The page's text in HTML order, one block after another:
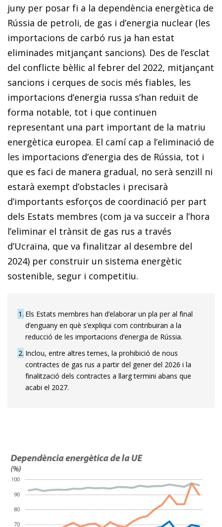
juny per posar fi a la dependència energètica de
Rússia de petroli, de gas i d’energia nuclear (les
importacions de carbó rus ja han estat
eliminades mitjançant sancions). Des de l’esclat
del conflicte bèl·lic al febrer del 2022, mitjançant
sancions i cerques de socis més fiables, les
importacions d’energia russa s’han reduït de
forma notable, tot i que continuen
representant una part important de la matriu
energètica europea. El camí cap a l’eliminació de
les importacions d’energia des de Rússia, tot i
que es faci de manera gradual, no serà senzill ni
estarà exempt d’obstacles i precisarà
d’importants esforços de coordinació per part
dels Estats membres (com ja va succeir a l’hora
l’eliminar el trànsit de gas rus a través
d’Ucraïna, que va finalitzar al desembre del
2024) per construir un sistema energètic
sostenible, segur i competitiu.
1 Els Estats membres han d’elaborar un pla per al final
d’enguany en què s’expliqui com contribuiran a la
reducció de les importacions d’energia de Rússia.
2 Inclou, entre altres temes, la prohibició de nous
contractes de gas rus a partir del gener del 2026 i la
finalització dels contractes a llarg termini abans que
acabi el 2027.